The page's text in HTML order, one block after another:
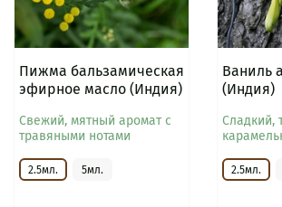
Пижма бальзамическая
эфирное масло (Индия)
Свежий, мятный аромат с
травяными нотами
2.5мл. 5мл.
Ваниль
(Индия)
Сладкий,
2.5мл.